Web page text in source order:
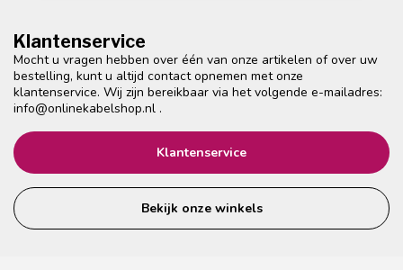
Klantenservice
Mocht u vragen hebben over één van onze artikelen of over uw
bestelling, kunt u altijd contact opnemen met onze
klantenservice. Wij zijn bereikbaar via het volgende e-mailadres:
info@onlinekabelshop.nl .
Klantenservice
Bekijk onze winkels